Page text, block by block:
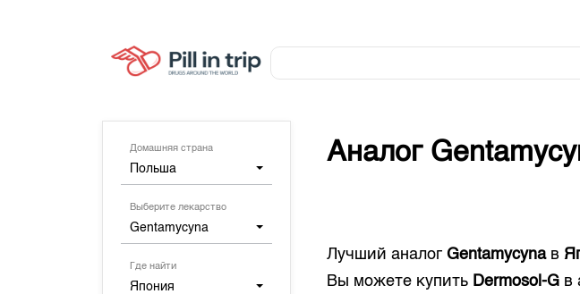
Домашняя страна
Польша
Выберите лекарство
Gentamycyna
Где найти
Япония
Аналог
Лучший аналогGentamycynaв
Вы можете купить Dermosol-G в